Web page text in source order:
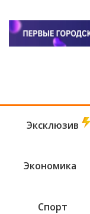
Эксклюзив
Экономика
Спорт